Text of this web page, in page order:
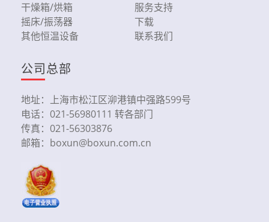
干燥箱/烘箱
摇床/振荡器
其他恒温设备
服务支持
下载
联系我们
公司总部
地址：上海市松江区泖港镇中强路599号
电话：021-56980111 转各部门
传真：021-56303876
邮箱：boxun@boxun.com.cn